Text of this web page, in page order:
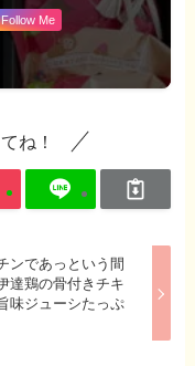
Follow Me
ね！
ンであっという間
達鶏の骨付きチキ
味ジューシたっぷ